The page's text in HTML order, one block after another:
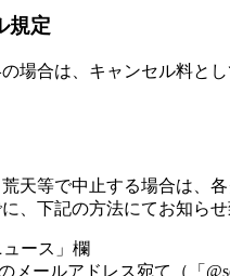
規定
場合は、キャンセル料とし
天等で中止する場合は、
、下記の方法にてお知らせ
ース」欄
メールアドレス宛て（
「